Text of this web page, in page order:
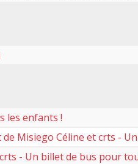
les enfants !
Misiego Céline et crts -
- Un billet de bus pour